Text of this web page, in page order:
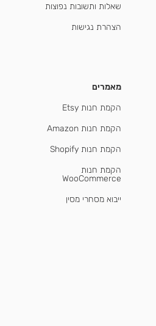
שאלות ותשובות נפוצות
הצהרת נגישות
מאמרים
הקמת חנות Etsy
הקמת חנות Amazon
הקמת חנות Shopify
הקמת חנות
WooCommerce
ייבוא מסחרי מסין